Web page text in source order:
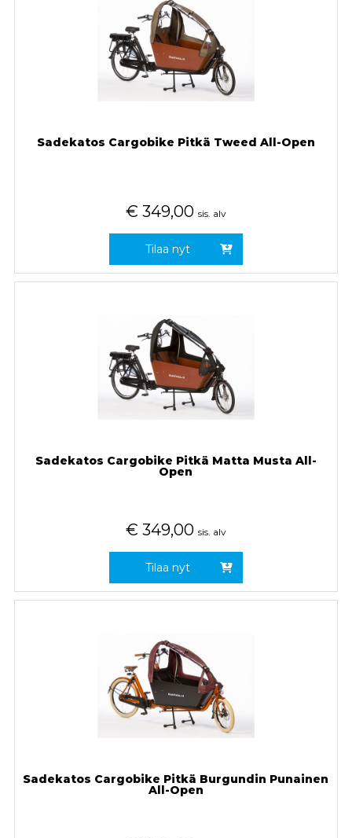
Sadekatos Cargobike Pitkä Tweed All-Open
€ 349,00 sis. alv
Tilaa nyt
Sadekatos Cargobike Pitkä Matta Musta All-
Open
€ 349,00 sis. alv
Tilaa nyt
Sadekatos Cargobike Pitkä Burgundin Punainen
All-Open